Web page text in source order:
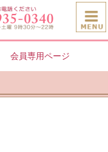
会員専用ページ